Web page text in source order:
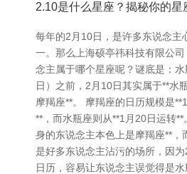
2.10是什么星座？揭秘你的星
每年的2月10日，是许多东说念主
一。那么上海硕亭祎科技有限公
念主属于哪个星座呢？谜底是：
日）之前，2月10日其实属于**
摩羯座**。 摩羯座的日历规模是
**，而水瓶座则从**1月20日运转**
身的东说念主本色上是摩羯座**，
是好多东说念主沾污的场所，因
日历，容易让东说念主误觉得是